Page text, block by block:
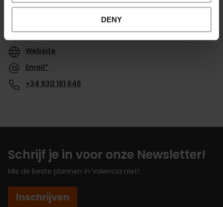
DENY
Contact
Website
Email*
+34 930 181 646
Schrijf je in voor onze Newsletter!
Mis de beste plannen in Valencia niet!
Inschrijven